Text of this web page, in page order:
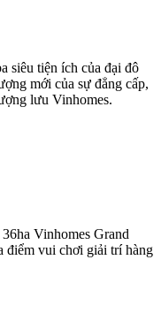
siêu tiện ích của đại đô
mới của sự đẳng cấp,
lưu Vinhomes.
Vinhomes Grand
điểm vui chơi giải trí hàng